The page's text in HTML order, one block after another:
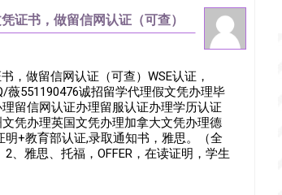
证书，做留信网认证（可查）
，做留信网认证（可查）WSE认证，
薇551190476诚招留学代理假文凭办理毕
留信网认证办理留服认证办理学历认证
凭办理英国文凭办理加拿大文凭办理德
+教育部认证,录取通知书，雅思。（全
、雅思、托福，OFFER，在读证明，学生
要求安排。 国内找工作假的毕业证可以